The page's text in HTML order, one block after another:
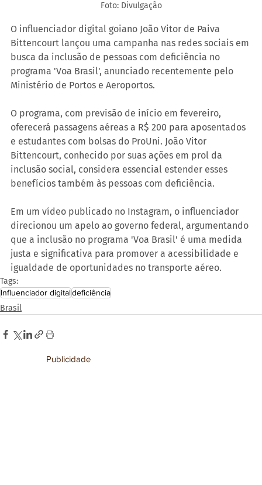
Foto: Divulgação
O influenciador digital goiano João Vitor de Paiva
Bittencourt lançou uma campanha nas redes sociais em
busca da inclusão de pessoas com deficiência no
programa 'Voa Brasil', anunciado recentemente pelo
Ministério de Portos e Aeroportos.
O programa, com previsão de início em fevereiro,
oferecerá passagens aéreas a R$ 200 para aposentados
e estudantes com bolsas do ProUni. João Vitor
Bittencourt, conhecido por suas ações em prol da
inclusão social, considera essencial estender esses
benefícios também às pessoas com deficiência.
Em um vídeo publicado no Instagram, o influenciador
direcionou um apelo ao governo federal, argumentando
que a inclusão no programa 'Voa Brasil' é uma medida
justa e significativa para promover a acessibilidade e
igualdade de oportunidades no transporte aéreo.
Tags:
Influenciador digitaldeficiência
Brasil
Publicidade